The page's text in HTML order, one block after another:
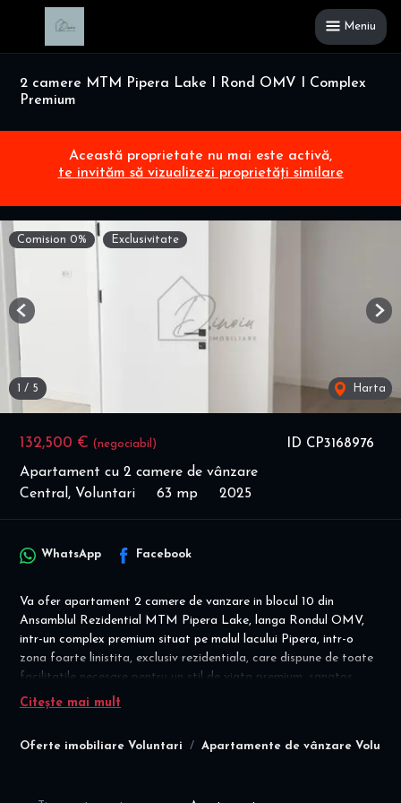
Meniu
2 camere MTM Pipera Lake I Rond OMV I Complex
Premium
Această proprietate nu mai este activă,
te invităm să vizualizezi proprietăți similare
ID CP3168976
132,500 € (negociabil)
Apartament cu 2 camere de vânzare
Central, Voluntari
63 mp 2025
Comision 0% Exclusivitate
/ 5 Harta
Previous
Oferte imobiliare Voluntari Apartamente de vânzare
WhatsApp Facebook
Va ofer apartament 2 camere de vanzare in blocul 10 din
Ansamblul Rezidential MTM Pipera Lake, langa Rondul OMV,
intr-un complex premium situat pe malul lacului Pipera, intr-o
zona foarte linistita, exclusiv rezidentiala, care dispune de toate
facilitatile necesare pentru un stil de viata premium, sanatos,
modern, confortabil si activ, intr-o locatie foarte bine conectata
Disponibilitate imediata! Locatie excelenta - pe malul lacului!
Detalii financiare: cesiune antecontract ; COMISION AGENTIE
Citește mai mult